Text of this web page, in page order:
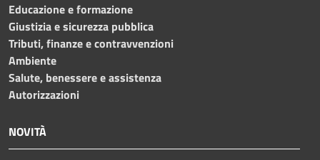
Educazione e formazione
Giustizia e sicurezza pubblica
Tributi, finanze e contravvenzioni
Ambiente
Salute, benessere e assistenza
Autorizzazioni
NOVITÀ